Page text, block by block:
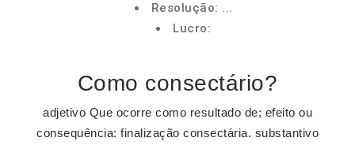
Resolução: ...
Lucro:
Como consectário?
adjetivo Que ocorre como resultado de; efeito ou
consequência: finalização consectária. substantivo